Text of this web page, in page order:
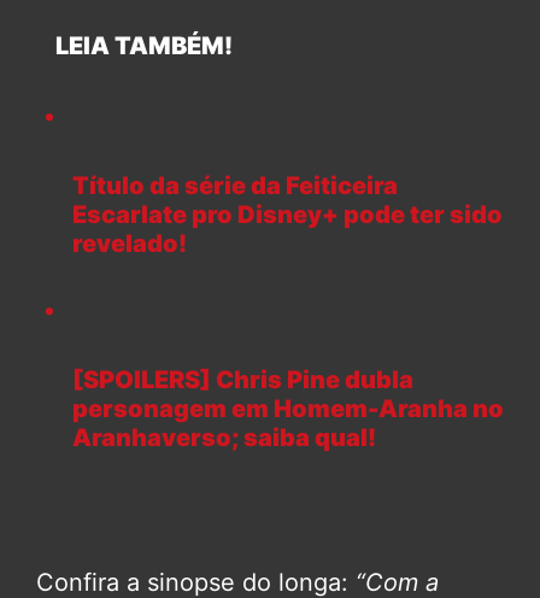
LEIA TAMBÉM!
Título da série da Feiticeira
Escarlate pro Disney+ pode ter sido
revelado!
[SPOILERS] Chris Pine dubla
personagem em Homem-Aranha no
Aranhaverso; saiba qual!
Confira a sinopse do longa: “Com a